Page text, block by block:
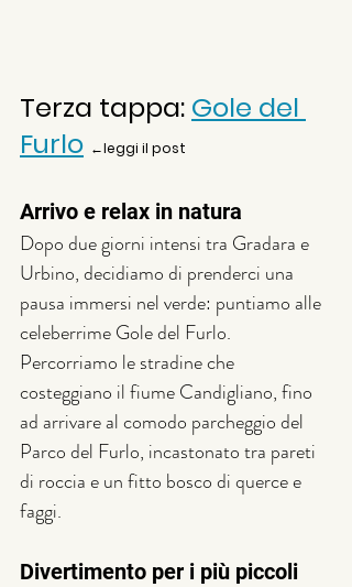
Terza tappa: Gole del
Furlo ←leggi il post
Arrivo e relax in natura
Dopo due giorni intensi tra Gradara e
Urbino, decidiamo di prenderci una
pausa immersi nel verde: puntiamo alle
celeberrime Gole del Furlo.
Percorriamo le stradine che
costeggiano il fiume Candigliano, fino
ad arrivare al comodo parcheggio del
Parco del Furlo, incastonato tra pareti
di roccia e un fitto bosco di querce e
faggi.
Divertimento per i più piccoli